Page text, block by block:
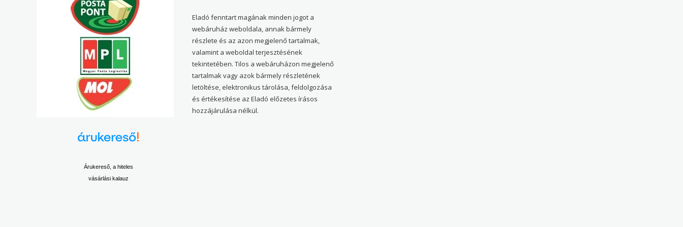
Árukereső, a hiteles
vásárlási kalauz
Eladó fenntart magának minden jogot a
webáruház weboldala, annak bármely
részlete és az azon megjelenő tartalmak,
valamint a weboldal terjesztésének
tekintetében. Tilos a webáruházon megjelenő
tartalmak vagy azok bármely részletének
letöltése, elektronikus tárolása, feldolgozása
és értékesítése az Eladó előzetes írásos
hozzájárulása nélkül.